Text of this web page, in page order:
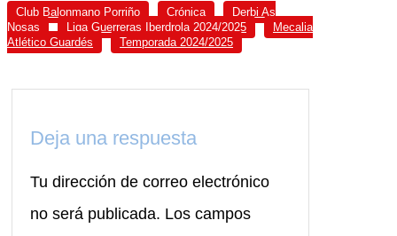
Club Balonmano Porriño Crónica
Derbi As
Nosas
Liga Guerreras Iberdrola 2024/2025
Mecalia
Atlético Guardés
Temporada 2024/2025
Deja una respuesta
Tu dirección de correo electrónico
no será publicada. Los campos